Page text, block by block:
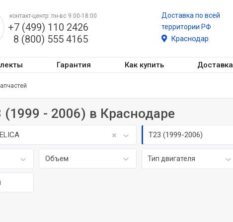
контакт-центр: пн-вс 9:00-18:00
+7 (499) 110 2426
8 (800) 555 4165
Доставка по всей
территории РФ
Краснодар
Гарантия Как купить Доставка
(1999 - 2006) в Краснодаре
T23 (1999-2006)
Объем Тип двигателя